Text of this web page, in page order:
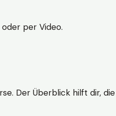
per Video.
Der Überblick hilft dir, die